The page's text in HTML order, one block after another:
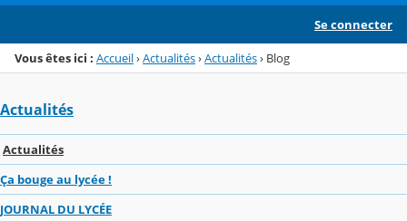
Se connecter
Vous êtes ici : Accueil›Actualités›Actualités› Blog
Actualités
Actualités
Ça bouge au lycée !
JOURNAL DU LYCÉE